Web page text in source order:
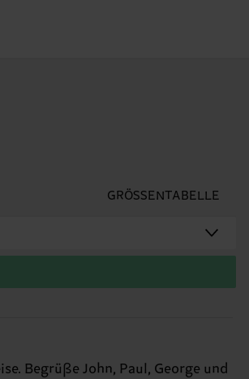
GRÖSSENTABELLE
Begrüße John, Paul, George und